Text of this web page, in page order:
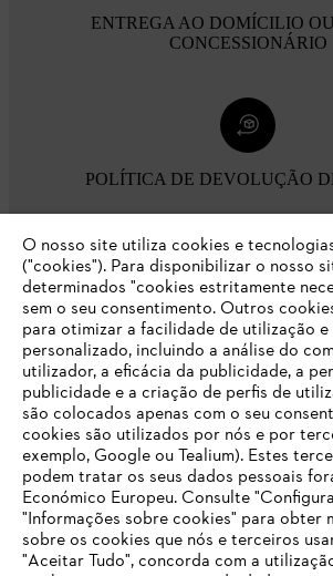
ENTREGA AO DOMÍCILIO
CONCESSIONÁRIO
POLÍTICA DE DEVOLUÇÃO
Opções de
Empresa
FAQs Loja Online
O SEU NAVEGADOR NÃO
O nosso site utiliza cookies e
("cookies"). Para disponibilizar o nosso
determinados "cookies estritamente
sem o seu consentimento. Outros
para otimizar a facilidade de utilização
personalizado, incluindo a análise do
utilizador, a eficácia da publicidade, a
publicidade e a criação de perfis de
são colocados apenas com o seu
cookies são utilizados por nós e por
exemplo, Google ou Tealium). Estes
podem tratar os seus dados pessoais
Económico Europeu. Consulte
"Informações sobre cookies" para obter
sobre os cookies que nós e terceiros
"Aceitar Tudo", concorda com a